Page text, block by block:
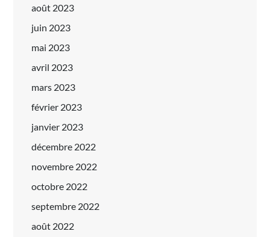
août 2023
juin 2023
mai 2023
avril 2023
mars 2023
février 2023
janvier 2023
décembre 2022
novembre 2022
octobre 2022
septembre 2022
août 2022